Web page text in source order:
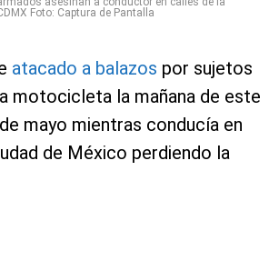
Foto: Captura de Pantalla
atacado a balazos por sujetos
motocicleta la mañana de este
mayo mientras conducía en
de México perdiendo la